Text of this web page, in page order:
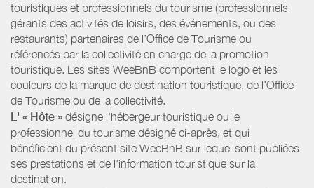
touristiques et professionnels du tourisme (professionnels
gérants des activités de loisirs, des événements, ou des
restaurants) partenaires de l’Office de Tourisme ou
référencés par la collectivité en charge de la promotion
touristique. Les sites WeeBnB comportent le logo et les
couleurs de la marque de destination touristique, de l’Office
de Tourisme ou de la collectivité.
L' « Hôte » désigne l'hébergeur touristique ou le
professionnel du tourisme désigné ci-après, et qui
bénéficient du présent site WeeBnB sur lequel sont publiées
ses prestations et de l'information touristique sur la
destination.